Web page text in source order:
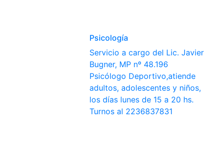
Psicología
Servicio a cargo del Lic. Javier
Bugner, MP nº 48.196
Psicólogo Deportivo,atiende
adultos, adolescentes y niños,
los días lunes de 15 a 20 hs.
Turnos al 2236837831